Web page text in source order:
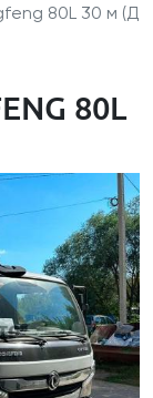
80L 30 м (Д...
80L